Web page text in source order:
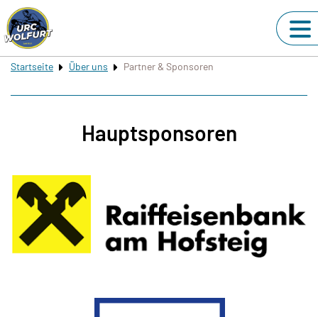
Startseite Über uns Partner & Sponsoren
Hauptsponsoren